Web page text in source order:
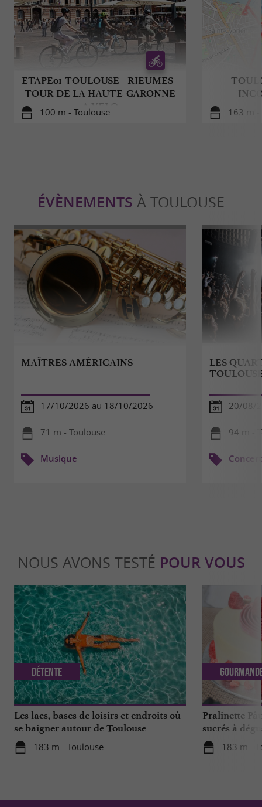
ETAPE01-TOULOUSE - RIEUMES -
TOUR DE LA HAUTE-GARONNE
A VELO
100 m - Toulouse 163 m -
ÉVÈNEMENTS À TOULOUSE
MAÎTRES AMÉRICAINS
17/10/2026 au 18/10/2026
71 m - Toulouse
Musique
LES
20/08/
94 m -
NOUS AVONS TESTÉ POUR VOUS
Les lacs, bases de loisirs et endroits où
se baigner autour de Toulouse
183 m - Toulouse
Détente
Pralinette
sucrés à
de Toulouse
183 m -